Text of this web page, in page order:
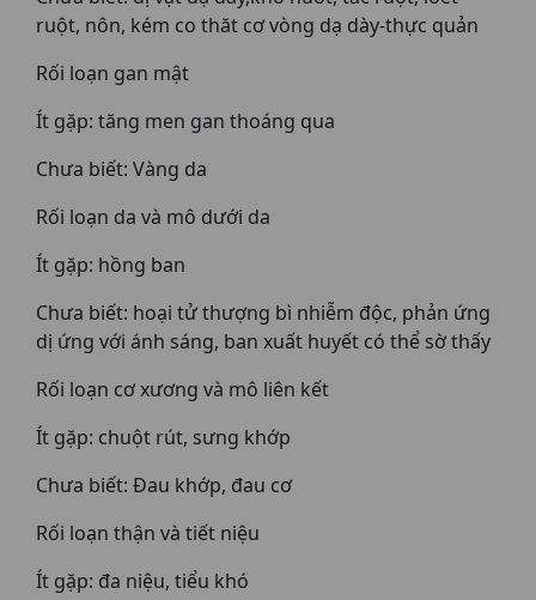
ruột, nôn, kém co thăt cơ vòng dạ dày-thực quản
Rối loạn gan mật
Ít gặp: tăng men gan thoáng qua
Chưa biết: Vàng da
Rối loạn da và mô dưới da
Ít gặp: hồng ban
Chưa biết: hoại tử thượng bì nhiễm độc, phản ứng
dị ứng với ánh sáng, ban xuất huyết có thể sờ thấy
Rối loạn cơ xương và mô liên kết
Ít gặp: chuột rút, sưng khớp
Chưa biết: Đau khớp, đau cơ
Rối loạn thận và tiết niệu
Ít gặp: đa niệu, tiểu khó